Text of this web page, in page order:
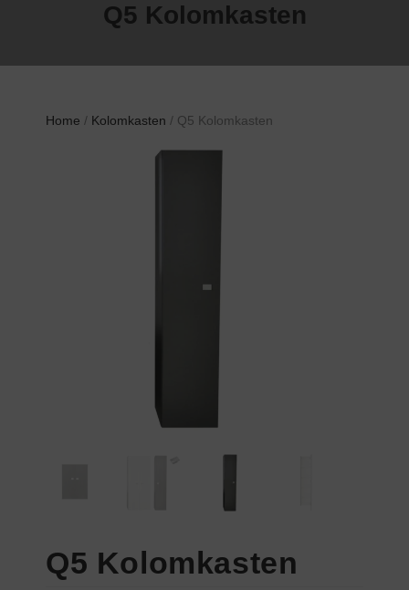
Q5 Kolomkasten
Home / Kolomkasten / Q5 Kolomkasten
Q5 Kolomkasten